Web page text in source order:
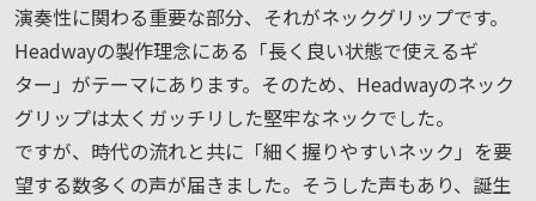
演奏性に関わる重要な部分、それがネックグリップです。
Headwayの製作理念にある「長く良い状態で使えるギ
ター」がテーマにあります。そのため、Headwayのネック
グリップは太くガッチリした堅牢なネックでした。
ですが、時代の流れと共に「細く握りやすいネック」を要
望する数多くの声が届きました。そうした声もあり、誕生